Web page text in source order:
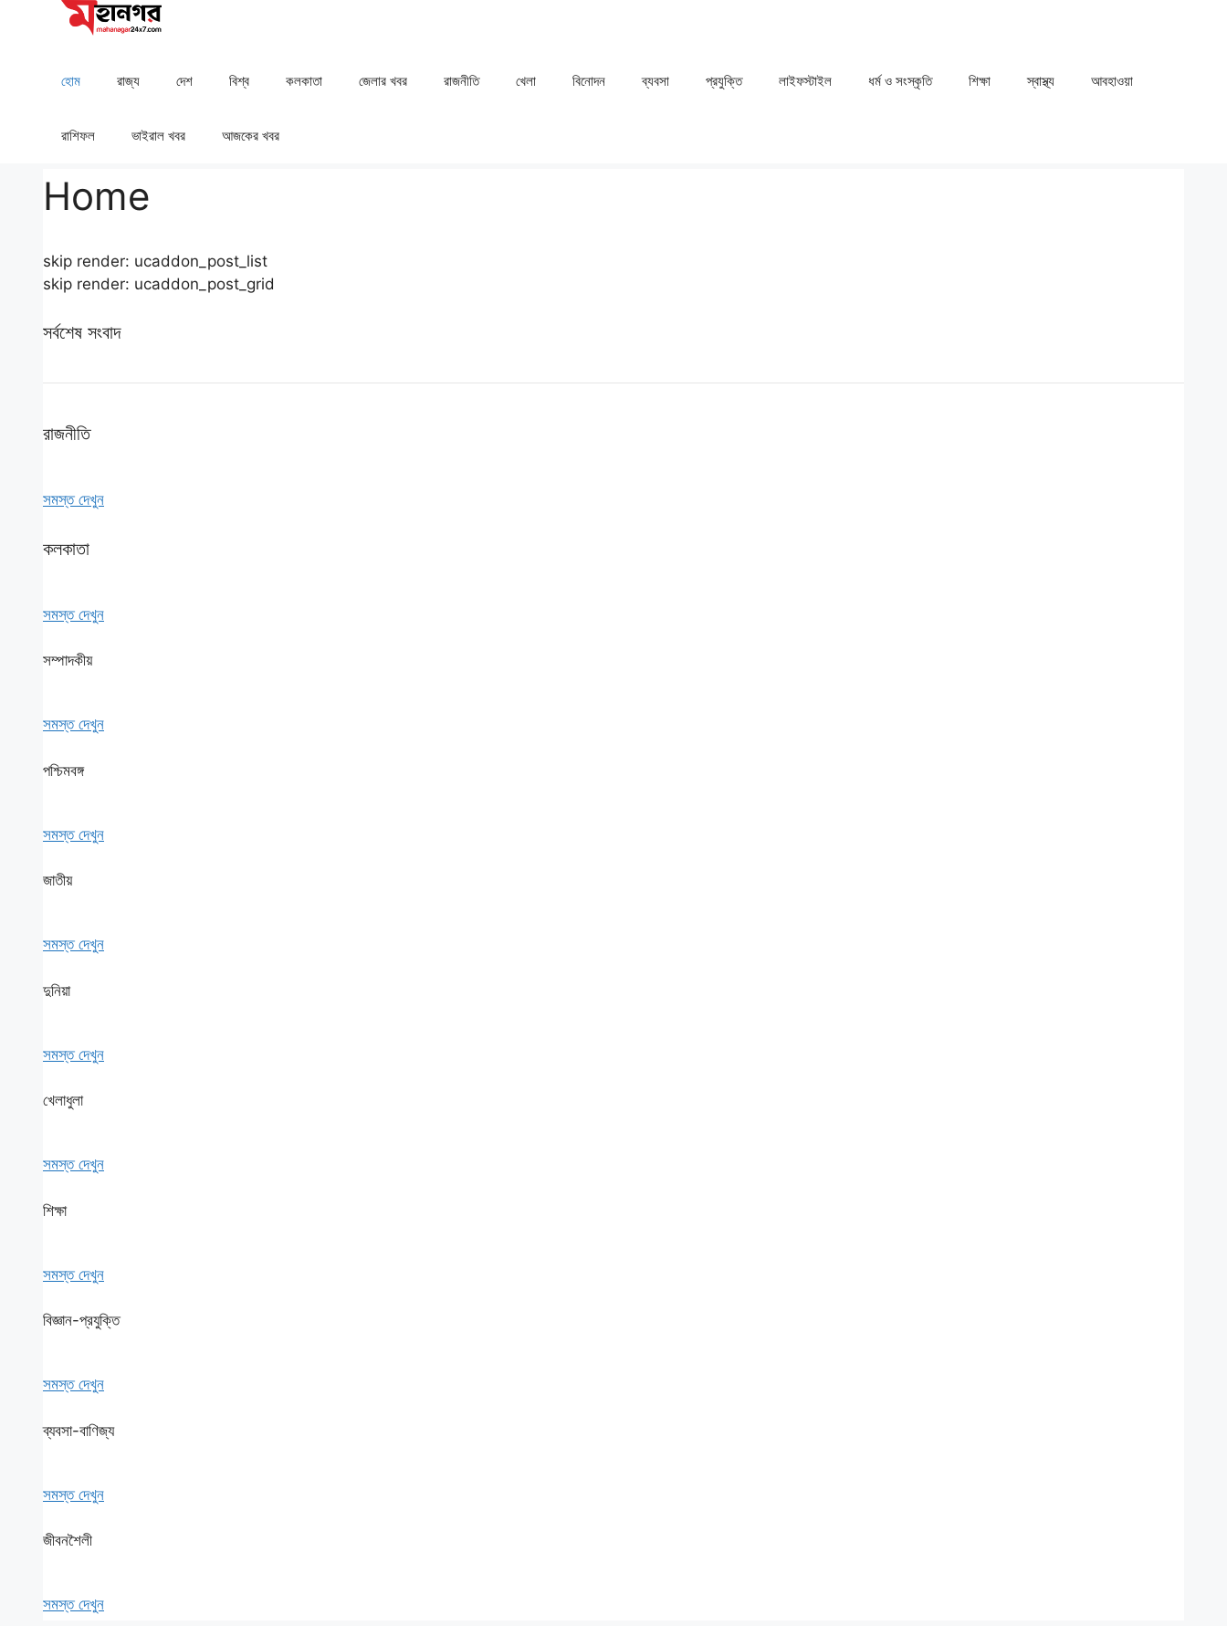
হোম রাজ্য দেশ ⁠বিশ্ব কলকাতা ⁠⁠জেলার খবর রাজনীতি খেলা ⁠বিনোদন ব্যবসা প্রযুক্তি লাইফস্টাইল ধর্ম ও সংস্কৃতি ⁠⁠শিক্ষা ⁠⁠স্বাস্থ্য ⁠⁠আবহাওয়া
রাশিফল ⁠⁠ভাইরাল খবর আজকের খবর
Home
skip render: ucaddon_post_list
skip render: ucaddon_post_grid
সর্বশেষ সংবাদ
রাজনীতি
সমস্ত দেখুন
কলকাতা
সমস্ত দেখুন
সম্পাদকীয়
সমস্ত দেখুন
পশ্চিমবঙ্গ
সমস্ত দেখুন
জাতীয়
সমস্ত দেখুন
দুনিয়া
সমস্ত দেখুন
খেলাধুলা
সমস্ত দেখুন
শিক্ষা
সমস্ত দেখুন
বিজ্ঞান-প্রযুক্তি
সমস্ত দেখুন
ব্যবসা-বাণিজ্য
সমস্ত দেখুন
জীবনশৈলী
সমস্ত দেখুন